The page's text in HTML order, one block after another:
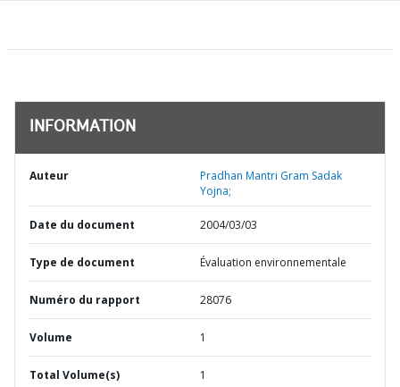
INFORMATION
Auteur
Pradhan Mantri Gram Sadak
Yojna;
Date du document 2004/03/03
Type de document Évaluation environnementale
Numéro du rapport 28076
Volume 1
Total Volume(s) 1